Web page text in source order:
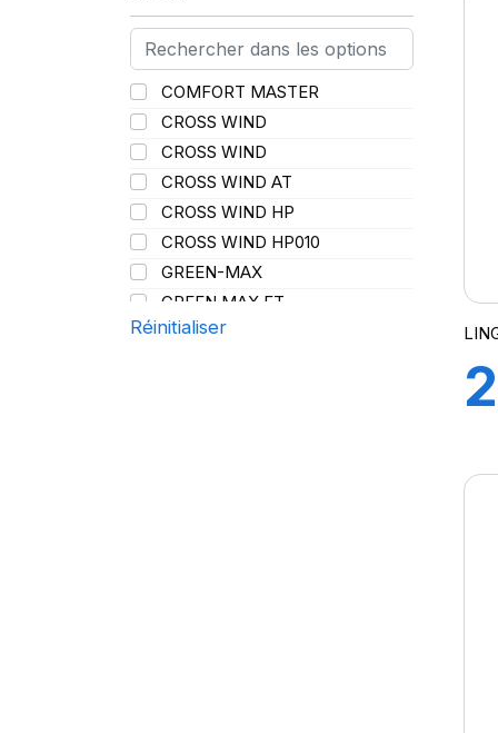
103
104
104/102
105
106
106/104
107
107/103
107/105
108
110
N
P
Q
R
S
T
V
W
Y
COMFORT MASTER
CROSS WIND
CROSS WIND
CROSS WIND AT
CROSS WIND HP
CROSS WIND HP010
GREEN-MAX
GREEN MAX ET
GREEN MAX HP 010
Réinitialiser